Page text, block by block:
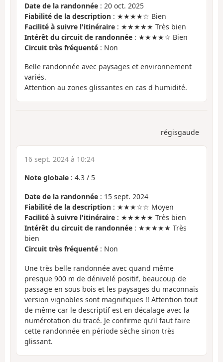
Date de la randonnée : 20 oct. 2025
Fiabilité de la description : ★★★★☆ Bien
Facilité à suivre l'itinéraire : ★★★★★ Très bien
Intérêt du circuit de randonnée : ★★★★☆ Bien
Circuit très fréquenté : Non
Belle randonnée avec paysages et environnement
variés.
Attention au zones glissantes en cas d humidité.
régisgaude
16 sept. 2024 à 10:24
Note globale : 4.3 / 5
Date de la randonnée : 15 sept. 2024
Fiabilité de la description : ★★★☆☆ Moyen
Facilité à suivre l'itinéraire : ★★★★★ Très bien
Intérêt du circuit de randonnée : ★★★★★ Très
bien
Circuit très fréquenté : Non
Une très belle randonnée avec quand même
presque 900 m de dénivelé positif, beaucoup de
passage en sous bois et les paysages du maconnais
version vignobles sont magnifiques !! Attention tout
de même car le descriptif est en décalage avec la
numérotation du tracé. Je confirme qu’il faut faire
cette randonnée en période sèche sinon très
glissant.